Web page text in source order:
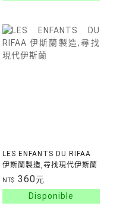
LES ENFANTS DU RIFAA
伊斯蘭製造,尋找現代伊斯蘭
NT$ 360元